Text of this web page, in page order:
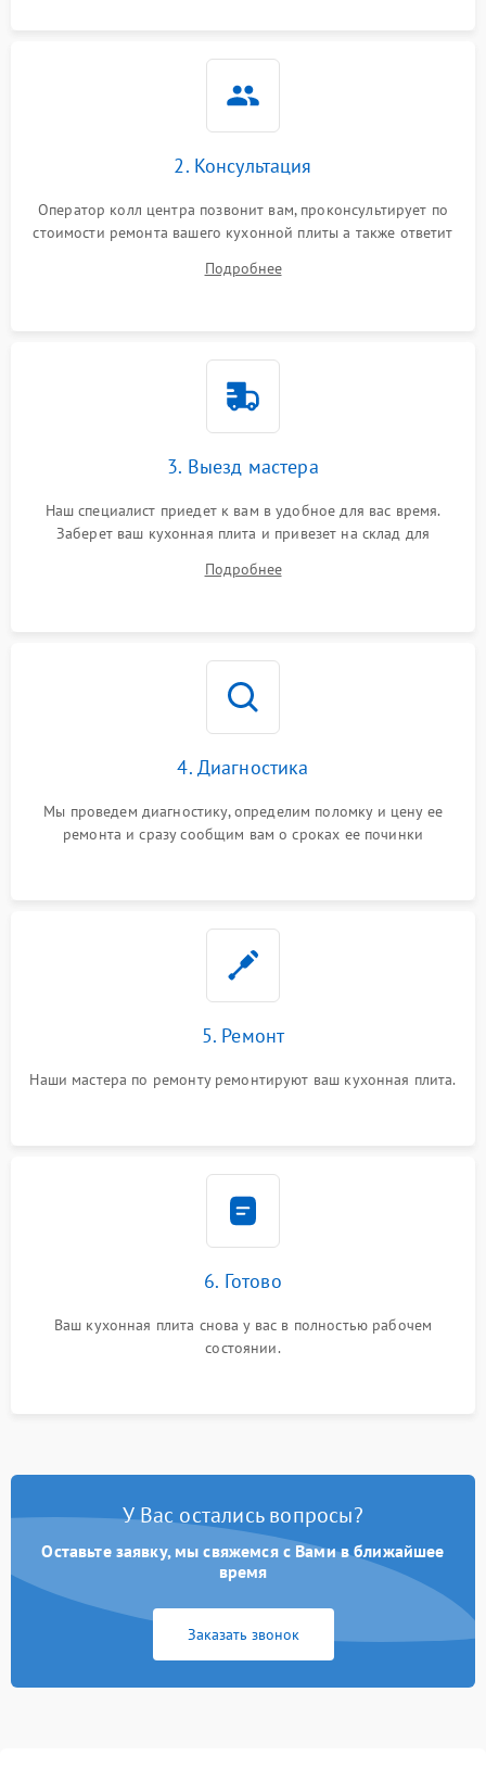
2. Консультация
Оператор колл центра позвонит вам, проконсультирует по
стоимости ремонта вашего кухонной плиты а также ответит
Подробнее
3. Выезд мастера
Наш специалист приедет к вам в удобное для вас время.
Заберет ваш кухонная плита и привезет на склад для
Подробнее
4. Диагностика
Мы проведем диагностику, определим поломку и цену ее
ремонта и сразу сообщим вам о сроках ее починки
5. Ремонт
Наши мастера по ремонту ремонтируют ваш кухонная плита.
6. Готово
Ваш кухонная плита снова у вас в полностью рабочем
состоянии.
У Вас остались вопросы?
Оставьте заявку, мы свяжемся с Вами в ближайшее
время
Заказать звонок